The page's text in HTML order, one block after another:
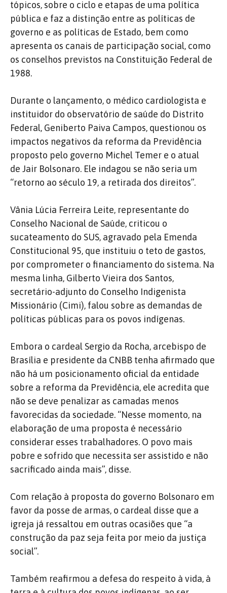
tópicos, sobre o ciclo e etapas de uma política
pública e faz a distinção entre as políticas de
governo e as políticas de Estado, bem como
apresenta os canais de participação social, como
os conselhos previstos na Constituição Federal de
1988.
Durante o lançamento, o médico cardiologista e
instituidor do observatório de saúde do Distrito
Federal, Geniberto Paiva Campos, questionou os
impactos negativos da reforma da Previdência
proposto pelo governo Michel Temer e o atual
de Jair Bolsonaro. Ele indagou se não seria um
“retorno ao século 19, a retirada dos direitos”.
Vânia Lúcia Ferreira Leite, representante do
Conselho Nacional de Saúde, criticou o
sucateamento do SUS, agravado pela Emenda
Constitucional 95, que instituiu o teto de gastos,
por comprometer o financiamento do sistema. Na
mesma linha, Gilberto Vieira dos Santos,
secretário-adjunto do Conselho Indigenista
Missionário (Cimi), falou sobre as demandas de
políticas públicas para os povos indígenas.
Embora o cardeal Sergio da Rocha, arcebispo de
Brasília e presidente da CNBB tenha afirmado que
não há um posicionamento oficial da entidade
sobre a reforma da Previdência, ele acredita que
não se deve penalizar as camadas menos
favorecidas da sociedade. “Nesse momento, na
elaboração de uma proposta é necessário
considerar esses trabalhadores. O povo mais
pobre e sofrido que necessita ser assistido e não
sacrificado ainda mais”, disse.
Com relação à proposta do governo Bolsonaro em
favor da posse de armas, o cardeal disse que a
igreja já ressaltou em outras ocasiões que “a
construção da paz seja feita por meio da justiça
social”.
Também reafirmou a defesa do respeito à vida, à